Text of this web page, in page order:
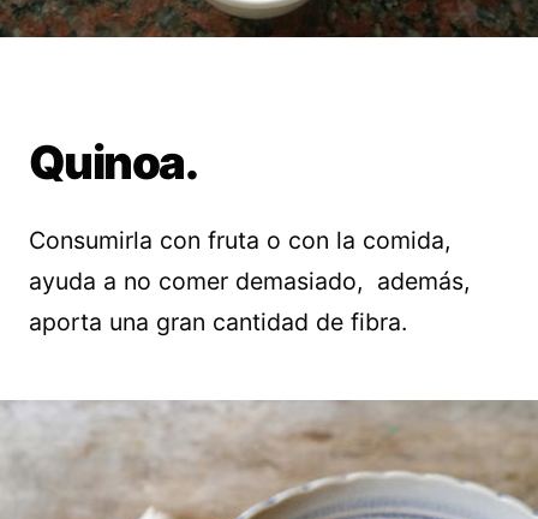
Quinoa.
Consumirla con fruta o con la comida,
ayuda a no comer demasiado, además,
aporta una gran cantidad de fibra.